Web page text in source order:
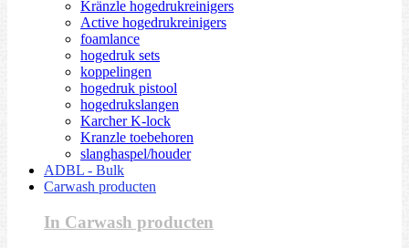
Kränzle hogedrukreinigers
Active hogedrukreinigers
foamlance
hogedruk sets
koppelingen
hogedruk pistool
hogedrukslangen
Karcher K-lock
Kranzle toebehoren
slanghaspel/houder
ADBL - Bulk
Carwash producten
In Carwash producten